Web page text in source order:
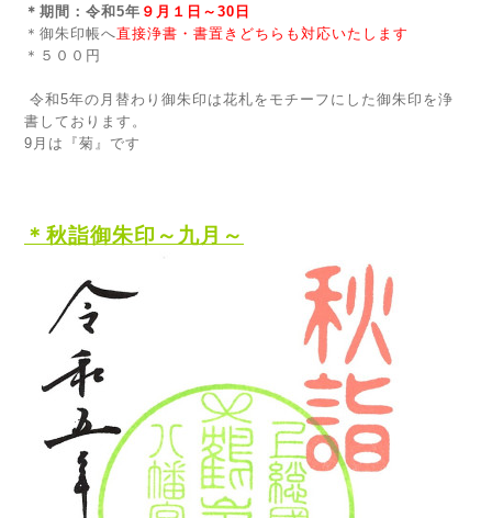
＊期間：令和5年 ９月１日～30日
＊御朱印帳へ直接浄書・書置きどちらも対応いたします
＊５００円
令和5年の月替わり御朱印は花札をモチーフにした御朱印を浄
書しております。
9月は『菊』です
＊秋詣御朱印～九月～